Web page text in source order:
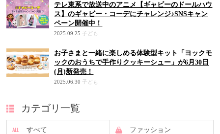
テレ東系で放送中のアニメ【ギャビーのドールハウ
ス】のギャビー・コーデにチャレンジ♪SNSキャン
ペーン開催中！
2025.09.25 子ども
お子さまと一緒に楽しめる体験型キット「ヨックモ
ックのおうちで手作りクッキーシュー」が6月30日
(月)新発売！
2025.06.30 子ども
カテゴリ一覧
すべて ファッション